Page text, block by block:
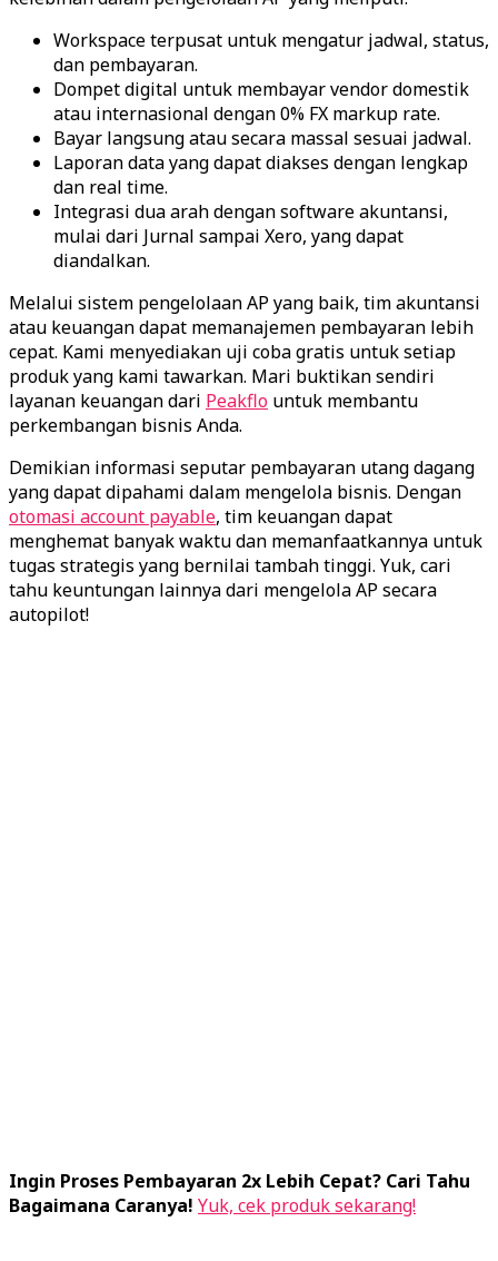
Workspace terpusat untuk mengatur jadwal, status,
dan pembayaran.
Dompet digital untuk membayar vendor domestik
atau internasional dengan 0% FX markup rate.
Bayar langsung atau secara massal sesuai jadwal.
Laporan data yang dapat diakses dengan lengkap
dan real time.
Integrasi dua arah dengan software akuntansi,
mulai dari Jurnal sampai Xero, yang dapat
diandalkan.
Melalui sistem pengelolaan AP yang baik, tim akuntansi
atau keuangan dapat memanajemen pembayaran lebih
cepat. Kami menyediakan uji coba gratis untuk setiap
produk yang kami tawarkan. Mari buktikan sendiri
layanan keuangan dari Peakflo untuk membantu
perkembangan bisnis Anda.
Demikian informasi seputar pembayaran utang dagang
yang dapat dipahami dalam mengelola bisnis. Dengan
otomasi account payable, tim keuangan dapat
menghemat banyak waktu dan memanfaatkannya untuk
tugas strategis yang bernilai tambah tinggi. Yuk, cari
tahu keuntungan lainnya dari mengelola AP secara
autopilot!
Ingin Proses Pembayaran 2x Lebih Cepat? Cari Tahu
Bagaimana Caranya! Yuk, cek produk sekarang!